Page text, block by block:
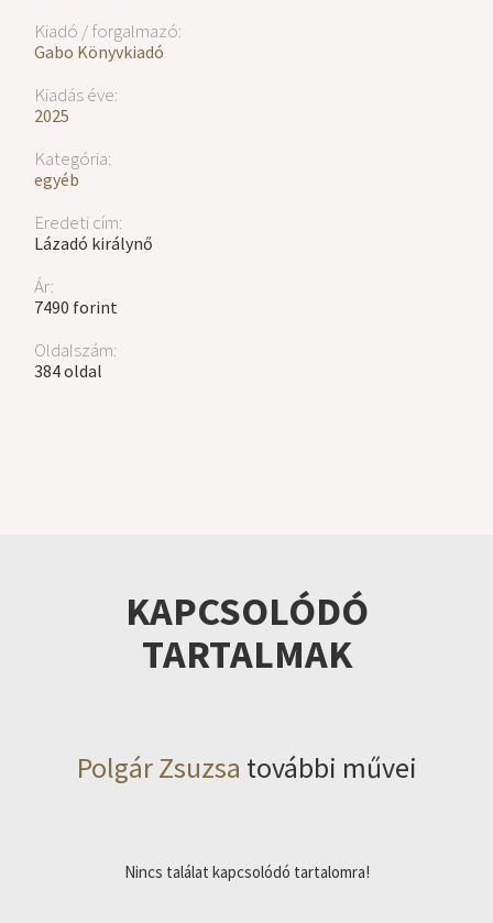
Kiadó / forgalmazó:
Gabo Könyvkiadó
Kiadás éve:
2025
Kategória:
egyéb
Eredeti cím:
Lázadó királynő
Ár:
7490 forint
Oldalszám:
384 oldal
KAPCSOLÓDÓ
TARTALMAK
Polgár Zsuzsa további művei
Nincs találat kapcsolódó tartalomra!